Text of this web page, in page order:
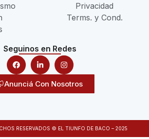
Privacidad
Terms. y Cond.
Seguinos en Redes
Anunciá Con Nosotros
RESERVADOS © EL TIUNFO DE BACO – 2025